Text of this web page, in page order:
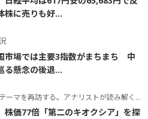
に売りも好...
市場では主要3指数がまちまち 中
る懸念の後退...
マを再訪する。アナリストが読み解くテーマの本質
株価77倍「第二のキオクシア」を探